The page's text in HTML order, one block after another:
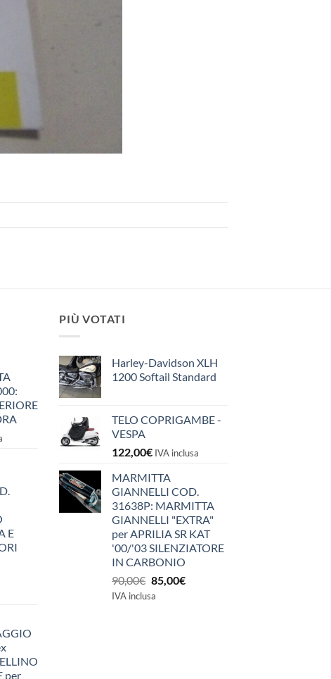
E
per
PIÙ VOTATI
Harley-Davidson XLH
1200 Softail Standard
TELO COPRIGAMBE -
VESPA
122,00€ IVA inclusa
MARMITTA
GIANNELLI COD.
31638P: MARMITTA
GIANNELLI "EXTRA"
per APRILIA SR KAT
'00/'03 SILENZIATORE
IN CARBONIO
90,00€ Il
prezzo
85,00€Il
IVA inclusa